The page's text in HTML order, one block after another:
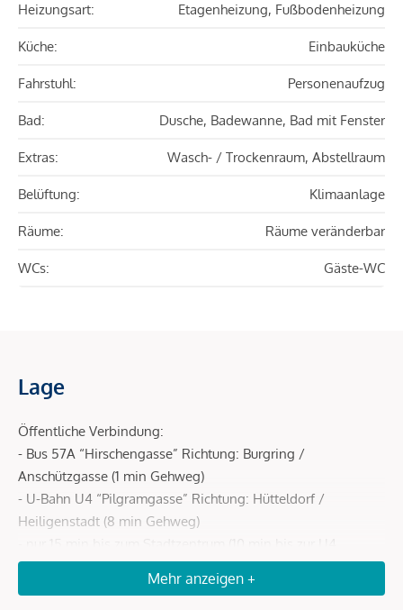
Heizungsart: Etagenheizung, Fußbodenheizung
Küche: Einbauküche
Fahrstuhl: Personenaufzug
Bad: Dusche, Badewanne, Bad mit Fenster
Extras: Wasch- / Trockenraum, Abstellraum
Belüftung: Klimaanlage
Räume: Räume veränderbar
WCs: Gäste-WC
Lage
Öffentliche Verbindung:
- Bus 57A “Hirschengasse” Richtung: Burgring /
Anschützgasse (1 min Gehweg)
- U-Bahn U4 “Pilgramgasse” Richtung: Hütteldorf /
Heiligenstadt (8 min Gehweg)
Pilgramgasse -> U4 Richtung Heiligenstadt 5 min bis zum
Karlsplatz)
Mehr anzeigen +